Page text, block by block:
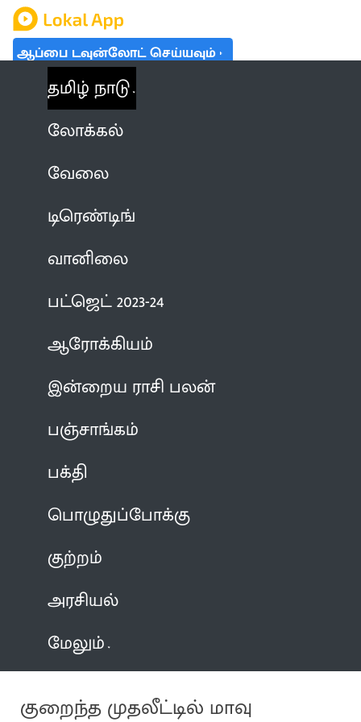
ஆப்பை டவுன்லோட் செய்யவும்
தமிழ் நாடு
லோக்கல்
வேலை
டிரெண்டிங்
வானிலை
பட்ஜெட் 2023-24
ஆரோக்கியம்
இன்றைய ராசி பலன்
பஞ்சாங்கம்
பக்தி
பொழுதுப்போக்கு
குற்றம்
அரசியல்
மேலும்
குறைந்த முதலீட்டில் மாவு